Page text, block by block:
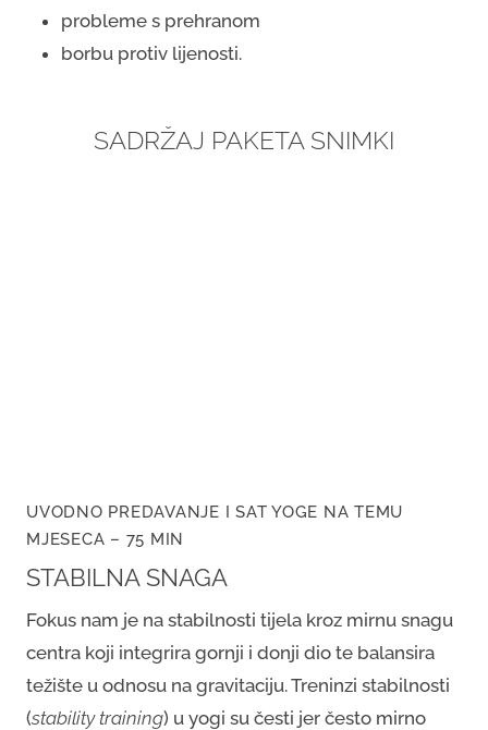
probleme s prehranom
borbu protiv lijenosti.
SADRŽAJ PAKETA SNIMKI
UVODNO PREDAVANJE I SAT YOGE NA TEMU
MJESECA – 75 MIN
STABILNA SNAGA
Fokus nam je na stabilnosti tijela kroz mirnu snagu
centra koji integrira gornji i donji dio te balansira
težište u odnosu na gravitaciju. Treninzi stabilnosti
(stability training) u yogi su česti jer često mirno